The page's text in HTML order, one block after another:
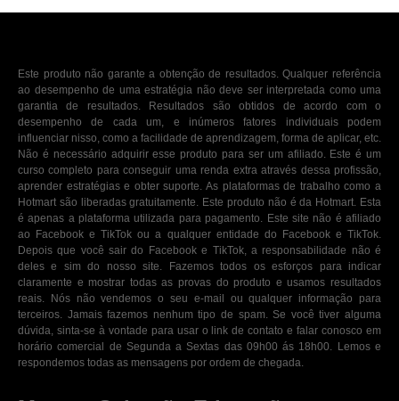
Este produto não garante a obtenção de resultados. Qualquer referência
ao desempenho de uma estratégia não deve ser interpretada como uma
garantia de resultados. Resultados são obtidos de acordo com o
desempenho de cada um, e inúmeros fatores individuais podem
influenciar nisso, como a facilidade de aprendizagem, forma de aplicar, etc.
Não é necessário adquirir esse produto para ser um afiliado. Este é um
curso completo para conseguir uma renda extra através dessa profissão,
aprender estratégias e obter suporte. As plataformas de trabalho como a
Hotmart são liberadas gratuitamente. Este produto não é da Hotmart. Esta
é apenas a plataforma utilizada para pagamento. Este site não é afiliado
ao Facebook e TikTok ou a qualquer entidade do Facebook e TikTok.
Depois que você sair do Facebook e TikTok, a responsabilidade não é
deles e sim do nosso site. Fazemos todos os esforços para indicar
claramente e mostrar todas as provas do produto e usamos resultados
reais. Nós não vendemos o seu e-mail ou qualquer informação para
terceiros. Jamais fazemos nenhum tipo de spam. Se você tiver alguma
dúvida, sinta-se à vontade para usar o link de contato e falar conosco em
horário comercial de Segunda a Sextas das 09h00 ás 18h00. Lemos e
respondemos todas as mensagens por ordem de chegada.